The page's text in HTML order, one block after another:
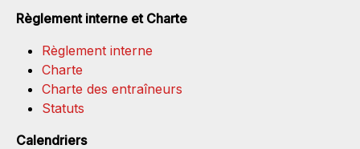
Règlement interne et Charte
Règlement interne
Charte
Charte des entraîneurs
Statuts
Calendriers